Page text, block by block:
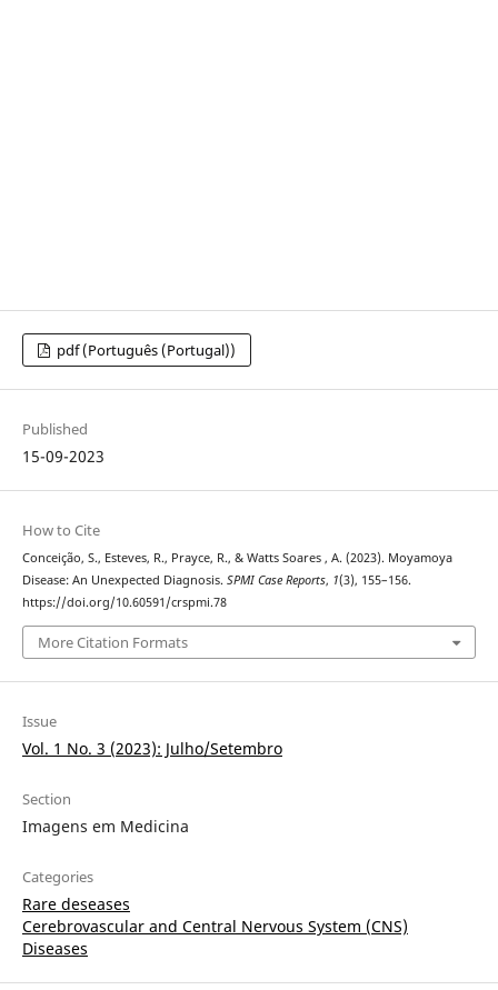
pdf (Português (Portugal))
Published
15-09-2023
How to Cite
Conceição, S., Esteves, R., Prayce, R., & Watts Soares , A. (2023). Moyamoya
Disease: An Unexpected Diagnosis. SPMI Case Reports, 1(3), 155–156.
https://doi.org/10.60591/crspmi.78
More Citation Formats
Issue
Vol. 1 No. 3 (2023): Julho/Setembro
Section
Imagens em Medicina
Categories
Rare deseases
Cerebrovascular and Central Nervous System (CNS)
Diseases